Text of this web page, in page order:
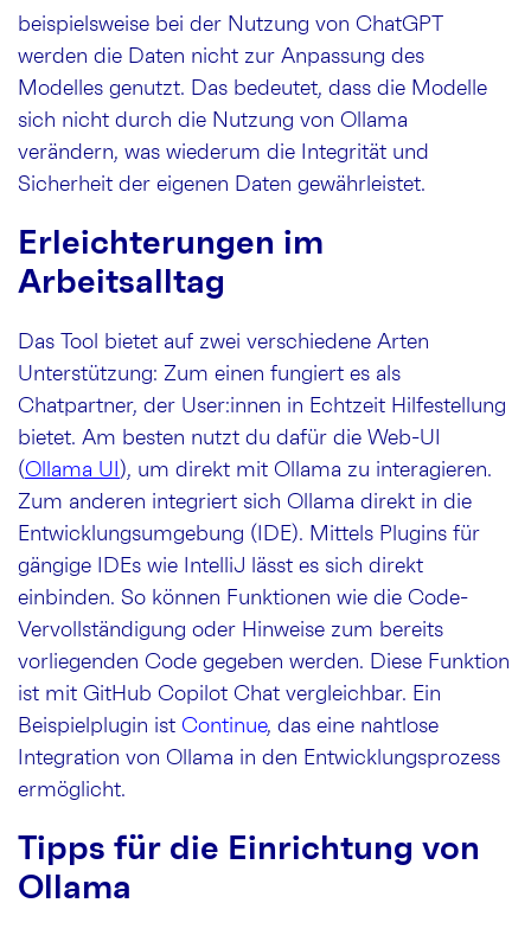
beispielsweise bei der Nutzung von ChatGPT
werden die Daten nicht zur Anpassung des
Modelles genutzt. Das bedeutet, dass die Modelle
sich nicht durch die Nutzung von Ollama
verändern, was wiederum die Integrität und
Sicherheit der eigenen Daten gewährleistet.
Erleichterungen im
Arbeitsalltag
Das Tool bietet auf zwei verschiedene Arten
Unterstützung: Zum einen fungiert es als
Chatpartner, der User:innen in Echtzeit Hilfestellung
bietet. Am besten nutzt du dafür die Web-UI
(Ollama UI ), um direkt mit Ollama zu interagieren.
Zum anderen integriert sich Ollama direkt in die
Entwicklungsumgebung (IDE). Mittels Plugins für
gängige IDEs wie IntelliJ lässt es sich direkt
einbinden. So können Funktionen wie die Code-
Vervollständigung oder Hinweise zum bereits
vorliegenden Code gegeben werden. Diese Funktion
ist mit GitHub Copilot Chat vergleichbar. Ein
Beispielplugin ist Continue, das eine nahtlose
Integration von Ollama in den Entwicklungsprozess
ermöglicht.
Tipps für die Einrichtung von
Ollama